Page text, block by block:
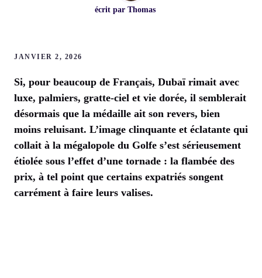
écrit par Thomas
JANVIER 2, 2026
Si, pour beaucoup de Français, Dubaï rimait avec
luxe, palmiers, gratte-ciel et vie dorée, il semblerait
désormais que la médaille ait son revers, bien
moins reluisant. L’image clinquante et éclatante qui
collait à la mégalopole du Golfe s’est sérieusement
étiolée sous l’effet d’une tornade : la flambée des
prix, à tel point que certains expatriés songent
carrément à faire leurs valises.